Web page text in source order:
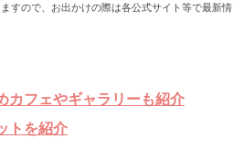
すので、お出かけの際は各公式サイト等で最新情
カフェやギャラリーも紹介
トを紹介